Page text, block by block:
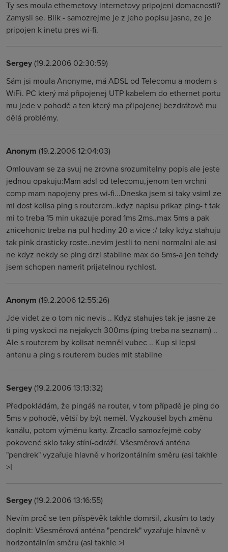
Ty ses moula ethernetovy internetovy pripojeni domacnosti?
Zamysli se. Blik - samozrejme je z jeho popisu jasne, ze je
pripojen k inetu pres wi-fi.
Sergey(19.2.2006 02:30:59)
Sám jsi moula Anonyme, má ADSL od Telecomu a modem s
WiFi. PC který má připojenej UTP kabelem do ethernet portu
mu jede v pohodě a ten který ma připojenej bezdrátově mu
dělá problémy.
Anonym (19.2.2006 12:04:03)
Omlouvam se za svuj ne zrovna srozumitelny popis ale jeste
jednou opakuju:Mam adsl od telecomu,jenom ten vrchni
comp mam napojeny pres wi-fi...Dneska jsem si taky vsiml ze
mi dost kolisa ping s routerem..kdyz napisu prikaz ping- t tak
mi to treba 15 min ukazuje porad 1ms 2ms..max 5ms a pak
znicehonic treba na pul hodiny 20 a vice :/ taky kdyz stahuju
tak pink drasticky roste..nevim jestli to neni normalni ale asi
ne kdyz nekdy se ping drzi stabilne max do 5ms-a jen tehdy
jsem schopen namerit prijatelnou rychlost.
Anonym (19.2.2006 12:55:26)
Jde videt ze o tom nic nevis .. Kdyz stahujes tak je jasne ze
ti ping vyskoci na nejakych 300ms (ping treba na seznam) ..
Ale s routerem by kolisat nemněl vubec .. Kup si lepsi
antenu a ping s routerem budes mit stabilne
Sergey(19.2.2006 13:13:32)
Předpokládám, že pingáš na router, v tom případě je ping do
5ms v pohodě, větší by být neměl. Vyzkoušel bych změnu
kanálu, potom výměnu karty. Zrcadlo samozřejmě coby
pokovené sklo taky stíní-odráží. Všesměrová anténa
"pendrek" vyzařuje hlavně v horizontálním směru (asi takhle
>I
Sergey(19.2.2006 13:16:55)
Nevím proč se ten příspěvěk takhle domršil, zkusím to tady
doplnit: Všesměrová anténa "pendrek" vyzařuje hlavně v
horizontálním směru (asi takhle >I